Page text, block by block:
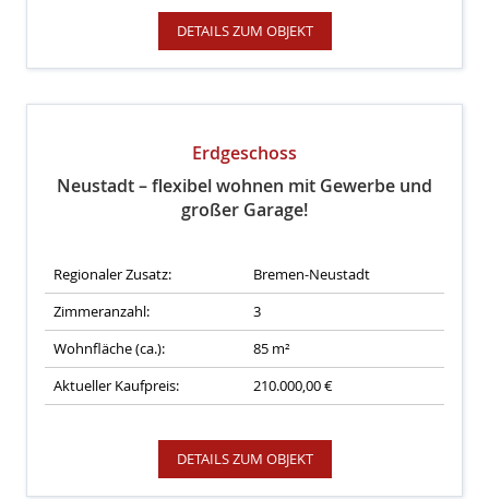
DETAILS ZUM OBJEKT
Erdgeschoss
Neustadt – flexibel wohnen mit Gewerbe und
großer Garage!
Regionaler Zusatz:
Bremen-Neustadt
Zimmeranzahl:
3
Wohnfläche (ca.):
85 m²
Aktueller Kaufpreis:
210.000,00 €
DETAILS ZUM OBJEKT